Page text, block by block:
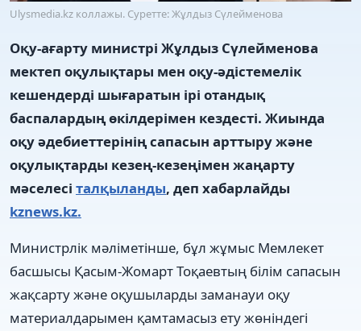
Ulysmedia.kz коллажы. Суретте: Жұлдыз Сүлейменова
Оқу-ағарту министрі Жұлдыз Сүлейменова
мектеп оқулықтары мен оқу-әдістемелік
кешендерді шығаратын ірі отандық
баспалардың өкілдерімен кездесті. Жиында
оқу әдебиеттерінің сапасын арттыру және
оқулықтарды кезең-кезеңімен жаңарту
мәселесі талқыланды, деп хабарлайды
kznews.kz.
Министрлік мәліметінше, бұл жұмыс Мемлекет
басшысы Қасым-Жомарт Тоқаевтың білім сапасын
жақсарту және оқушыларды заманауи оқу
материалдарымен қамтамасыз ету жөніндегі